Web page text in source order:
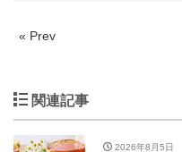
« Prev
関連記事
2026年8月5日